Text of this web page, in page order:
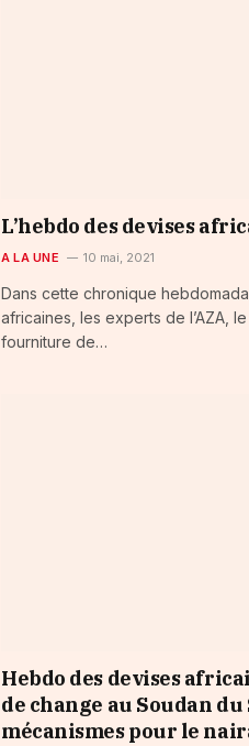
L’hebdo des devises
A LA UNE 10 mai, 2021
Dans cette chronique
africaines, les experts de l’AZA,
fourniture de…
Hebdo des devises
de change au Soudan
mécanismes pour le